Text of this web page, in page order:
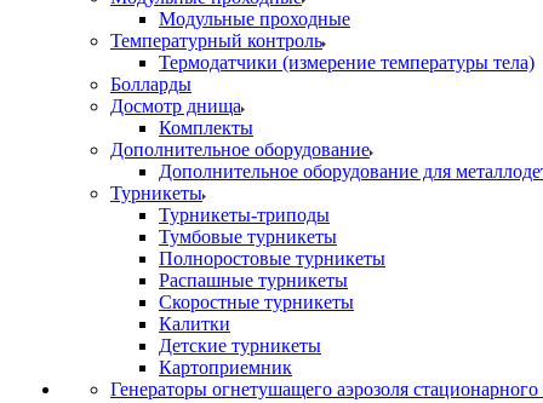
Модульные проходные
Температурный контроль
Термодатчики (измерение температуры тела)
Болларды
Досмотр днища
Комплекты
Дополнительное оборудование
Дополнительное оборудование для
Турникеты
Турникеты-триподы
Тумбовые турникеты
Полноростовые турникеты
Распашные турникеты
Скоростные турникеты
Калитки
Детские турникеты
Картоприемник
Генераторы огнетушащего аэрозоля стационарного